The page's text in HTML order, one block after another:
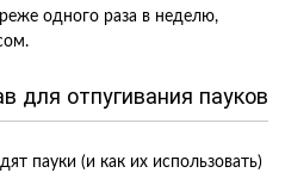
одного раза в неделю,
для отпугивания пауков